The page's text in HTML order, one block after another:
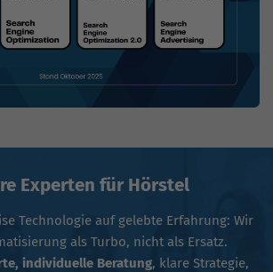
Experten für Hörstel
Technologie auf gelebte Erfahrung: Wir
als Turbo, nicht als Ersatz.
individuelle Beratung, klare Strategie,